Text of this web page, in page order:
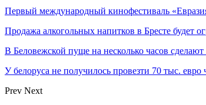
Первый международный кинофестиваль
Продажа алкогольных напитков в Бресте будет
В Беловежской пуще на несколько часов
У белоруса не получилось провезти 70 тыс.
Prev Next